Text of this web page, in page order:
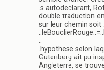
.s autodeclarant,
double traduction
sur leur chemin soit :
..
.hypothese selon
Gutenberg ait pu
Angleterre, se